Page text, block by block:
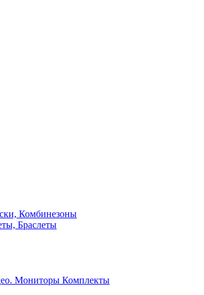
Комбинезоны
Браслеты
Мониторы Комплекты